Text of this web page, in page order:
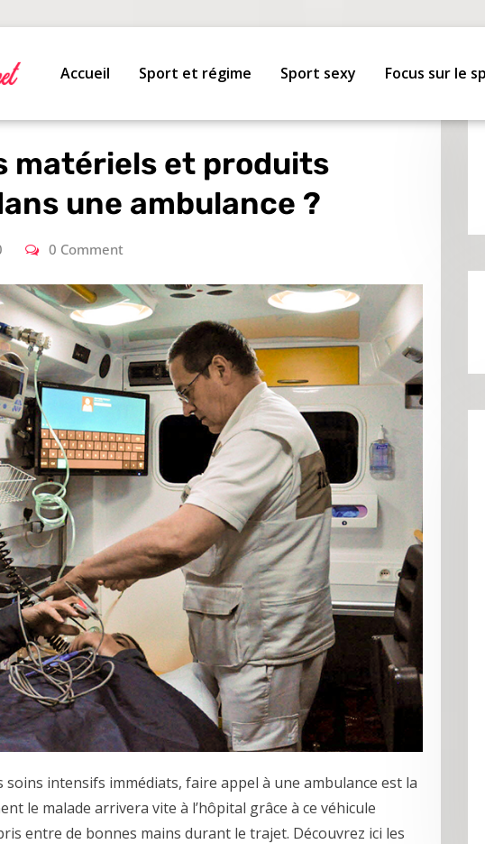
Accueil Sport et régime Sport sexy Focus sur le
matériels et produits
une ambulance ?
0 Comment
intensifs immédiats, faire appel à une ambulance est la
le malade arrivera vite à l’hôpital grâce à ce véhicule
entre de bonnes mains durant le trajet. Découvrez ici les